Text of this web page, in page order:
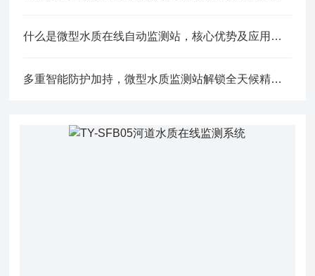
什么是微型水质在线自动监测站，核心优势及应用，科技守护碧水清流
多重智能防护加持，微型水质监测站解锁全天候精准监测新模式